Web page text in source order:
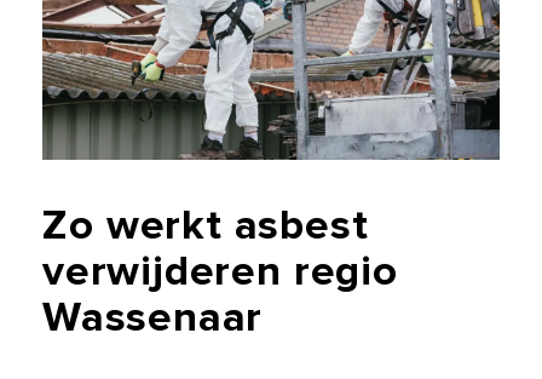
Zo werkt asbest
verwijderen regio
Wassenaar